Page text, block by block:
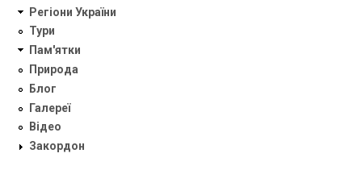
Регіони України
Тури
Пам'ятки
Природа
Блог
Галереї
Відео
Закордон